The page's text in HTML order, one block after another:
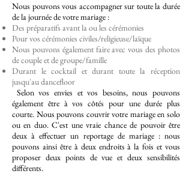
Nous pouvons vous accompagner sur toute la durée
de la journée de votre mariage :
Des préparatifs avant la ou les cérémonies
Pour vos cérémonies civiles/religieuse/laïque
Nous pouvons également faire avec vous des photos
de couple et de groupe/famille
Durant le cocktail et durant toute la réception
jusqu'au dancefloor
Selon vos envies et vos besoins, nous pouvons
également être à vos côtés pour une durée plus
courte. Nous pouvons couvrir votre mariage en solo
ou en duo. C'est une vraie chance de pouvoir être
deux à effectuer un reportage de mariage : nous
pouvons ainsi être à deux endroits à la fois et vous
proposer deux points de vue et deux sensibilités
différents.